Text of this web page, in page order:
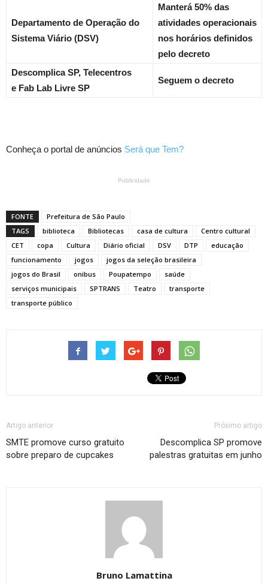
Departamento de Operação do
Sistema Viário (DSV)
Manterá 50% das
atividades operacionais
nos horários definidos
pelo decreto
Descomplica SP, Telecentros
e Fab Lab Livre SP
Seguem o decreto
Conheça o portal de anúncios Será que Tem?
Publicidade
FONTE
Prefeitura de São Paulo
TAGS
biblioteca Bibliotecas casa de cultura
Centro cultural
CET
copa Cultura Diário oficial DSV DTP
educação
funcionamento
jogos
jogos da seleção brasileira
jogos do Brasil
onibus Poupatempo
saúde
serviços municipais
SPTRANS Teatro
transporte
transporte público
Artigo anterior
SMTE promove curso gratuito
sobre preparo de cupcakes
Próximo artigo
Descomplica SP promove
palestras gratuitas em junho
Bruno Lamattina